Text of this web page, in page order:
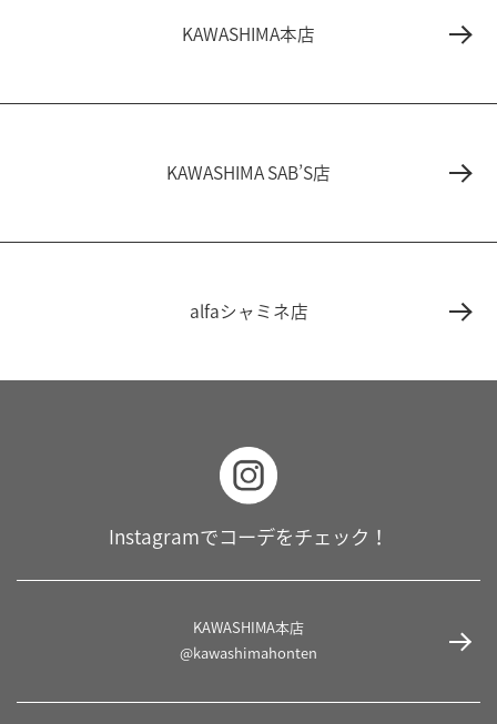
KAWASHIMA本店
KAWASHIMA SAB’S店
alfaシャミネ店
Instagramでコーデをチェック！
KAWASHIMA本店
@kawashimahonten